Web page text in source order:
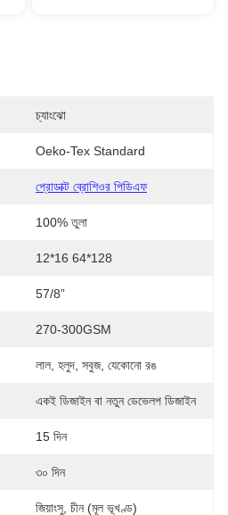
চ্যাংঝো
Oeko-Tex Standard
প্রোডাক্ট ব্রোশিওর পিডিএফ
100% তুলা
12*16 64*128
57/8”
270-300GSM
লাল, হলুদ, সবুজ, যেকোনো রঙ
একই ডিজাইন বা নতুন ডেভেলপ ডিজাইন
15 দিন
৩০ দিন
জিয়াংসু, চীন (মূল ভূখণ্ড)